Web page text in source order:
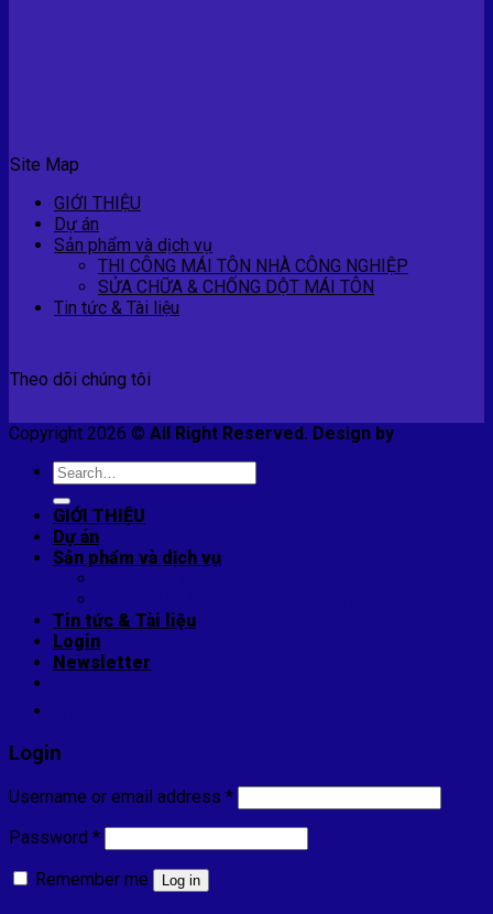
Site Map
GIỚI THIỆU
Dự án
Sản phẩm và dịch vụ
THI CÔNG MÁI TÔN NHÀ CÔNG NGHIỆP
SỬA CHỮA & CHỐNG DỘT MÁI TÔN
Tin tức & Tài liệu
Theo dõi chúng tôi
Copyright 2026 © All Right Reserved. Design by
Search
for:
GIỚI THIỆU
Dự án
Sản phẩm và dịch vụ
Tin tức & Tài liệu
Login
Newsletter
Login
Username or email address *
Password *
Remember me
Log in